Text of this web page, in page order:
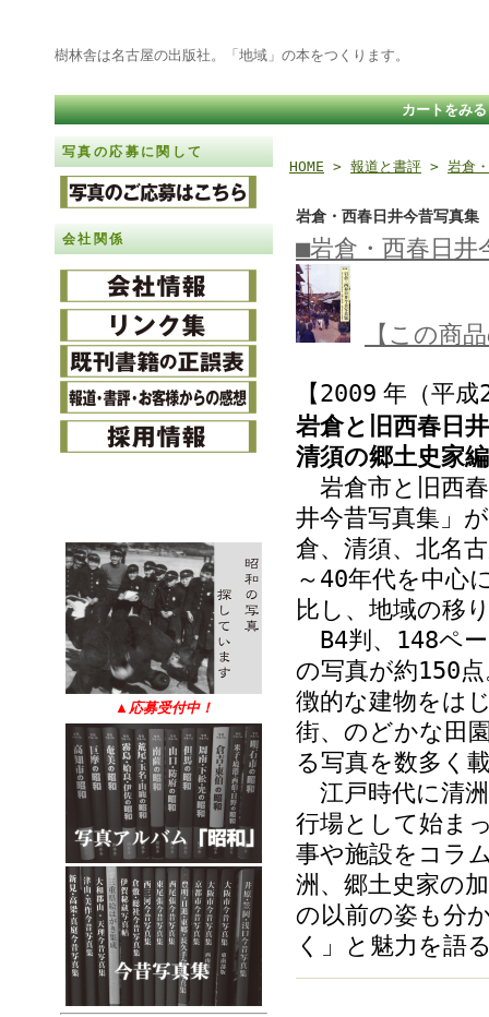
樹林舎は名古屋の出版社。「地域」の本をつくります。
カートをみる
写真の応募に関して
会社関係
▲ 応募受付中！
HOME > 報道と書評 > 岩倉
岩倉・西春日井今昔写真集
■岩倉・西春日井
【この商
【2009 年（平成
岩倉と旧西春日
清須の郷土史家
岩倉市と旧西
井今昔写真集」
倉、清須、北名
～40年代を中心
比し、地域の移
B4判、148ペー
の写真が約150
徴的な建物をは
街、のどかな田
る写真を数多く
江戸時代に清
行場として始ま
事や施設をコラ
洲、郷土史家の
の以前の姿も分
く」と魅力を語